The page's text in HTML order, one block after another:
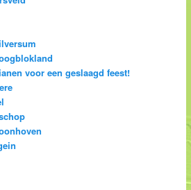
voor een geslaagd feest!